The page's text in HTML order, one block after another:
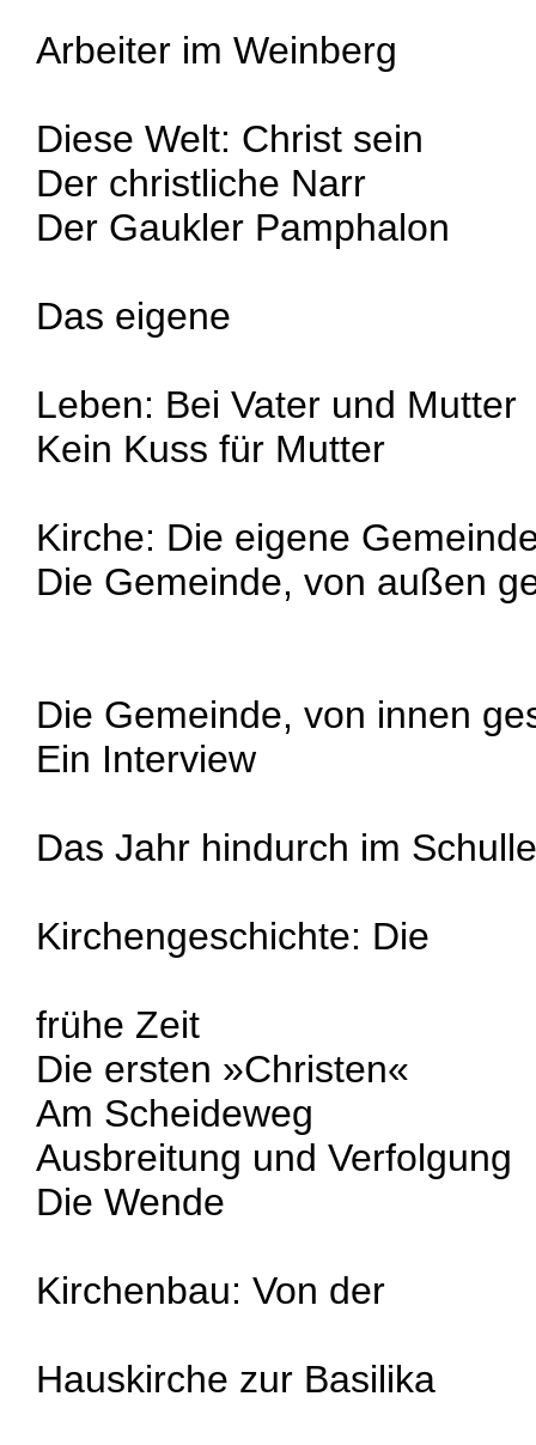
Arbeiter im Weinberg
Diese Welt: Christ sein
Der christliche Narr
Der Gaukler Pamphalon
Das eigene
Leben: Bei Vater und Mutter
Kein Kuss für Mutter
Kirche: Die eigene
Die Gemeinde, von außen
Die Gemeinde, von innen
Ein Interview
Das Jahr hindurch im
Kirchengeschichte: Die
frühe Zeit
Die ersten »Christen«
Am Scheideweg
Ausbreitung und Verfolgung
Die Wende
Kirchenbau: Von der
Hauskirche zur Basilika